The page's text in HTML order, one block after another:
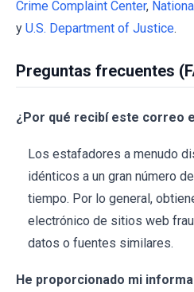
Crime Complaint Center,
y U.S. Department of Justice.
Preguntas frecuentes
¿Por qué recibí este correo
Los estafadores a menudo
idénticos a un gran número
tiempo. Por lo general,
electrónico de sitios web
datos o fuentes similares.
He proporcionado mi